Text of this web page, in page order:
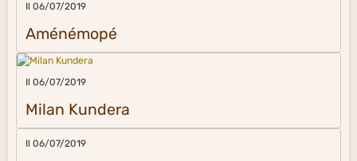
Il 06/07/2019
Aménémopé
Il 06/07/2019
Milan Kundera
Il 06/07/2019